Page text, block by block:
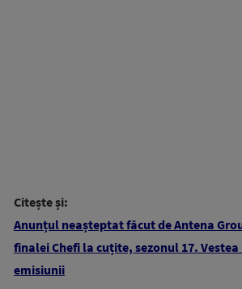
Citește și:
Anunțul neașteptat făcut de Antena
finalei Chefi la cuțite, sezonul 17.
emisiunii